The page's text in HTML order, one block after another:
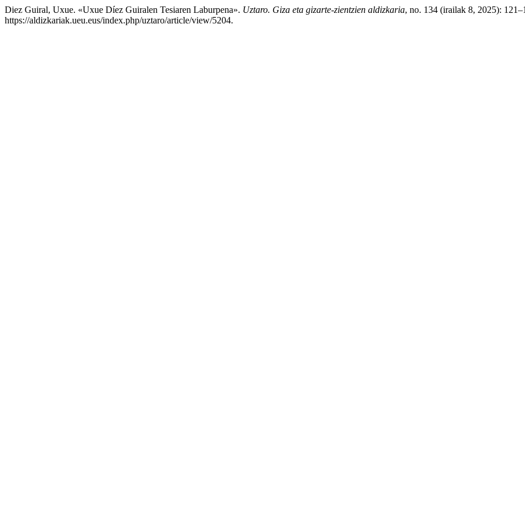
Diez Guiral, Uxue. «Uxue Díez Guiralen Tesiaren Laburpena». Uztaro. Giza eta gizarte-zientzien aldizkaria, no. 134 (irailak 8, 2025):
https://aldizkariak.ueu.eus/index.php/uztaro/article/view/5204.